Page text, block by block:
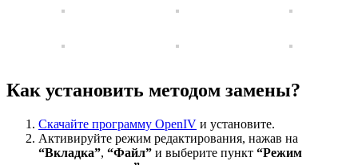
Как установить методом замены?
Скачайте программу OpenIV и установите.
Активируйте режим редактирования, нажав на
“Вкладка”, “Файл” и выберите пункт “Режим